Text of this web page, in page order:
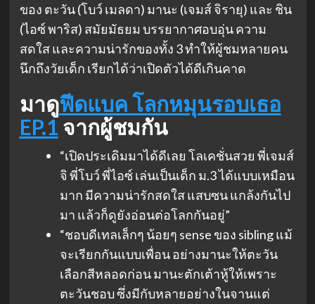
ของ ตะวัน (โบว์ เมลดา) มานะ (เจมส์ จิรายุ) และ ชิน
(ไอซ์ พาริส) สมัยมัธยม บรรยากาศอบอุ่น ความ
สดใส และความน่ารักของทั้ง 3 ทำให้ผู้ชมหลายคน
นึกถึงวัยเด็ก เรียกได้ว่าเปิดตัวได้ดีเกินคาด
มาดูฟีดแบค โลกหมุนรอบเธอ
EP.1จากผู้ชมกัน
“เปิดประเดิมมาได้ดีเลย โลเคชั่นสวย พี่เจมส์
จิ พี่โบว์ พี่ไอซ์ เล่นเป็นเด็ก ม.3 ได้แบบเหมือน
มาก มีความน่ารักสดใส แสบซน แกล้งกันไป
มา แล้วก็ดูยังอ่อนต่อโลกกันอยู่”
“ชอบดีเทลเล็กๆ น้อยๆ sense ของ sibling แม้
จะเรียกกันแบบเพื่อน อย่างมานะให้ตะวัน
เลือกสีหลอดก่อน มานะตักเต้าหู้ให้เพราะ
ตะวันชอบ ซึ่งมีกับหลายอย่างในจานแต่